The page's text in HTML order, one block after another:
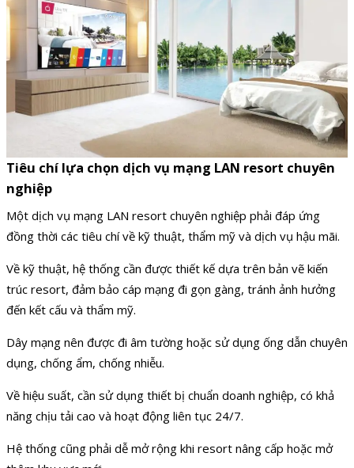
Tiêu chí lựa chọn dịch vụ mạng LAN resort chuyên
nghiệp
Một dịch vụ mạng LAN resort chuyên nghiệp phải đáp ứng
đồng thời các tiêu chí về kỹ thuật, thẩm mỹ và dịch vụ hậu mãi.
Về kỹ thuật, hệ thống cần được thiết kế dựa trên bản vẽ kiến
trúc resort, đảm bảo cáp mạng đi gọn gàng, tránh ảnh hưởng
đến kết cấu và thẩm mỹ.
Dây mạng nên được đi âm tường hoặc sử dụng ống dẫn chuyên
dụng, chống ẩm, chống nhiễu.
Về hiệu suất, cần sử dụng thiết bị chuẩn doanh nghiệp, có khả
năng chịu tải cao và hoạt động liên tục 24/7.
Hệ thống cũng phải dễ mở rộng khi resort nâng cấp hoặc mở